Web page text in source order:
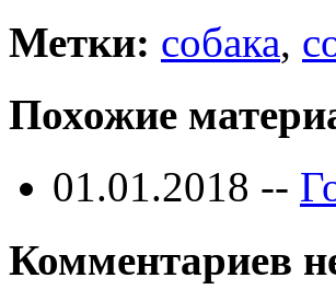
Метки: собака,
Похожие
01.01.2018 --
Комментариев